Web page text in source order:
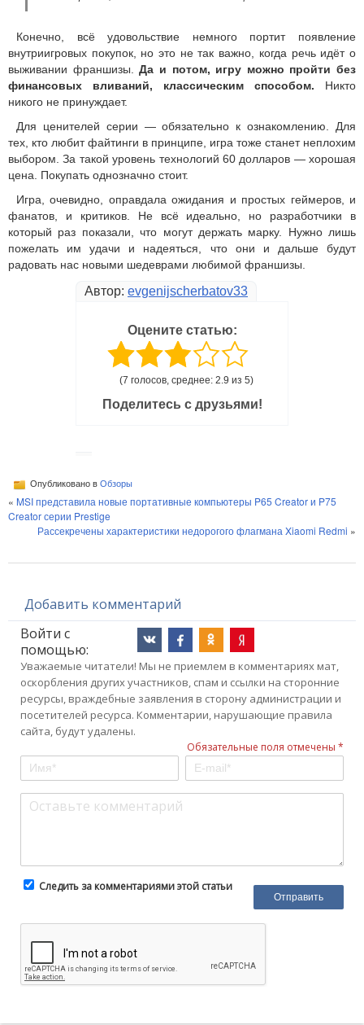
Конечно, всё удовольствие немного портит появление
внутриигровых покупок, но это не так важно, когда речь идёт о
выживании франшизы.Да и потом, игру можно пройти без
финансовых вливаний, классическим способом. Никто
никого не принуждает.
Для ценителей серии — обязательно к ознакомлению. Для
тех, кто любит файтинги в принципе, игра тоже станет неплохим
выбором. За такой уровень технологий 60 долларов — хорошая
цена. Покупать однозначно стоит.
Игра, очевидно, оправдала ожидания и простых геймеров, и
фанатов, и критиков. Не всё идеально, но разработчики в
который раз показали, что могут держать марку. Нужно лишь
пожелать им удачи и надеяться, что они и дальше будут
радовать нас новыми шедеврами любимой франшизы.
Автор: evgenijscherbatov33
Оцените статью:
(7 голосов, среднее: 2.9 из 5)
Поделитесь с друзьями!
Опубликовано в Обзоры
« MSI представила новые портативные компьютеры P65 Creator и P75
Creator серии Prestige
Рассекречены характеристики недорогого флагмана Xiaomi Redmi »
Добавить комментарий
Войти с
помощью:
Уважаемые читатели! Мы не приемлем в комментариях мат,
оскорбления других участников, спам и ссылки на сторонние
ресурсы, враждебные заявления в сторону администрации и
посетителей ресурса. Комментарии, нарушающие правила
сайта, будут удалены.
Обязательные поля отмечены *
Следить за комментариями этой статьи